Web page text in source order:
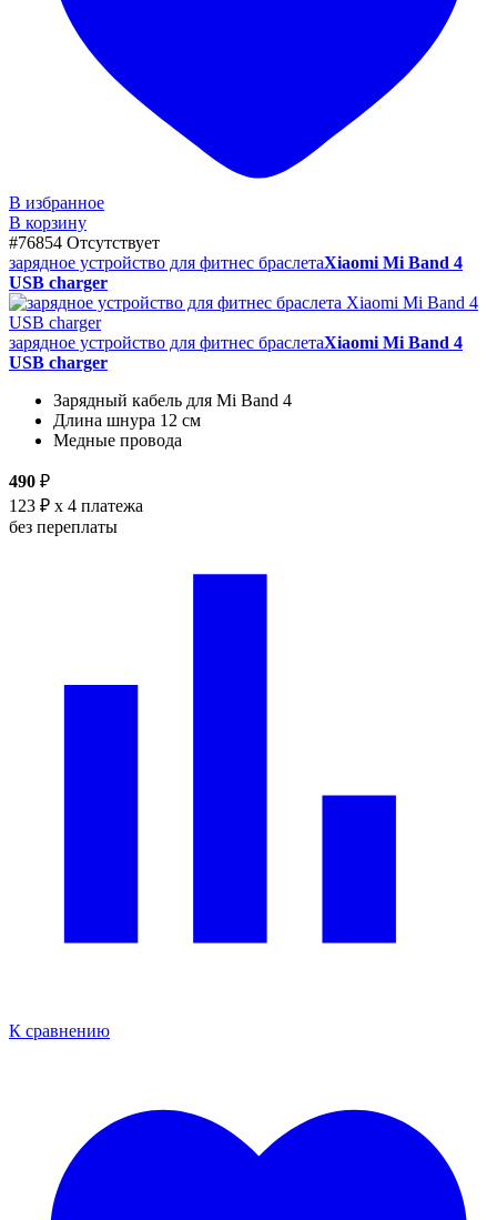
В избранное
В корзину
#76854 Отсутствует
зарядное устройство для фитнес браслетаXiaomi Mi Band 4
USB charger
зарядное устройство для фитнес браслетаXiaomi Mi Band 4
USB charger
Зарядный кабель для Mi Band 4
Длина шнура 12 см
Медные провода
490 ₽
123 ₽ x 4 платежа
без переплаты
К сравнению